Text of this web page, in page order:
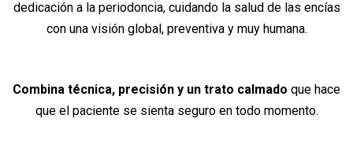
dedicación a la periodoncia, cuidando la salud de las encías
con una visión global, preventiva y muy humana.
Combina técnica, precisión y un trato calmado que hace
que el paciente se sienta seguro en todo momento.